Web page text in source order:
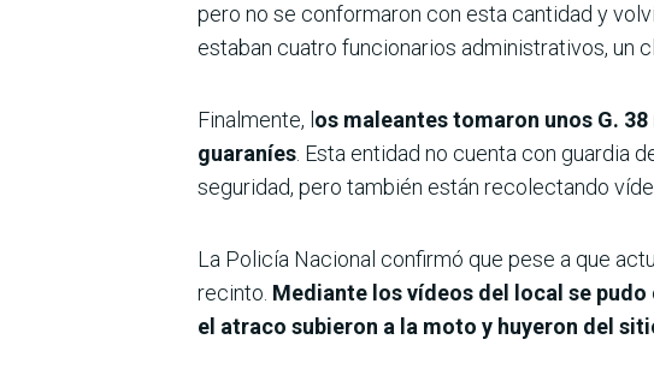
pero no se conformaron con esta cantidad y
estaban cuatro funcionarios administrativos, un
Finalmente, l os maleantes tomaron unos G.
guaraníes . Esta entidad no cuenta con guardia
seguridad, pero también están recolectando
La Policía Nacional confirmó que pese a que
recinto. Mediante los vídeos del local se
el atraco subieron a la moto y huyeron del